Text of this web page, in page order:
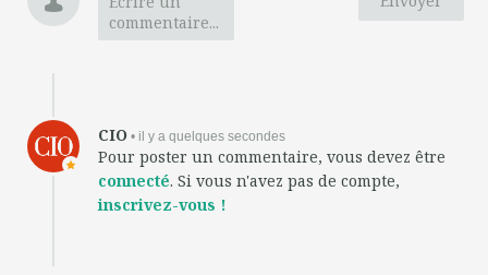
commentaire...
CIO • il y a quelques secondes
Pour poster un commentaire, vous devez être
connecté. Si vous n'avez pas de compte,
inscrivez-vous !